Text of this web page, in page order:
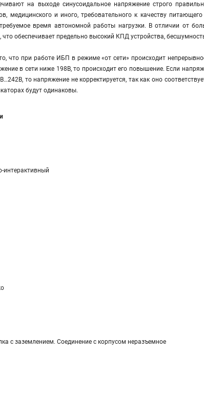
на выходе синусоидальное напряжение строго
медицинского и иного, требовательного к качеству
время автономной работы нагрузки. В отличии от
обеспечивает предельно высокий КПД устройства,
что при работе ИБП в режиме «от сети» происходит
в сети ниже 198В, то происходит его повышение. Если
то напряжение не корректируется, так как оно
будут одинаковы.
интерaктивный
с заземлением. Соединение с корпусом неразъемное